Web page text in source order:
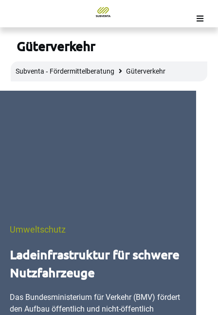
Güterverkehr
Subventa ‐ Fördermittelberatung Güterverkehr
Umweltschutz
Ladeinfrastruktur für schwere
Nutzfahrzeuge
Das Bundesministerium für Verkehr (BMV) fördert
den Aufbau öffentlich und nicht-öffentlich